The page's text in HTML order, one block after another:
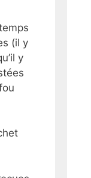
(il y
y